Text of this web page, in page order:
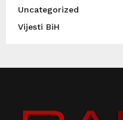
Uncategorized
Vijesti BiH